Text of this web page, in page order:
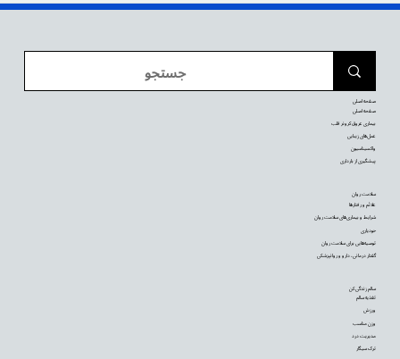
سالم زندگی کن
تغذیه سالم
ورزش
وزن مناسب
مدیریت درد
ترک سیگار
سلامت روان
علائم و رفتارها
شرایط و بیماری‌های سلامت روان
خودیاری
توصیه‌‌هایی برای سلامت روان
گفتار درمانی، دارو و روانپزشکی
صفحه اصلی
صفحه اصلی
بیماری عروق کرونر قلب
عمل‌های زیبایی
واکسیناسیون
پیشگیری از بارداری